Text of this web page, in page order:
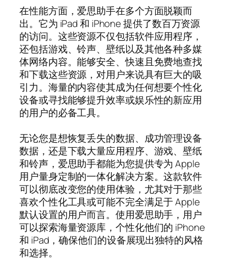
在性能方面，爱思助手在多个方面脱颖而
出。它为 iPad 和 iPhone 提供了数百万资源
的访问。这些资源不仅包括软件应用程序，
还包括游戏、铃声、壁纸以及其他各种多媒
体网络内容。能够安全、快速且免费地查找
和下载这些资源，对用户来说具有巨大的吸
引力。海量的内容使其成为任何想要个性化
设备或寻找能够提升效率或娱乐性的新应用
的用户的必备工具。
无论您是想恢复丢失的数据、成功管理设备
数据，还是下载大量应用程序、游戏、壁纸
和铃声，爱思助手都能为您提供专为 Apple
用户量身定制的一体化解决方案。这款软件
可以彻底改变您的使用体验，尤其对于那些
喜欢个性化工具或可能不完全满足于 Apple
默认设置的用户而言。使用爱思助手，用户
可以探索海量资源库，个性化他们的 iPhone
和 iPad，确保他们的设备展现出独特的风格
和选择。